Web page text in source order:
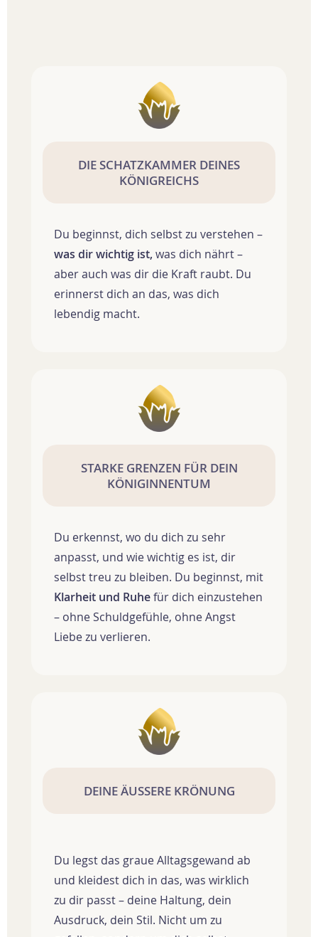
DIE SCHATZKAMMER DEINES
KÖNIGREICHS
Du beginnst, dich selbst zu verstehen –
was dir wichtig ist, was dich nährt –
aber auch was dir die Kraft raubt. Du
erinnerst dich an das, was dich
lebendig macht.
STARKE GRENZEN FÜR DEIN
KÖNIGINNENTUM
Du erkennst, wo du dich zu sehr
anpasst, und wie wichtig es ist, dir
selbst treu zu bleiben. Du beginnst, mit
Klarheit und Ruhefür dich einzustehen
– ohne Schuldgefühle, ohne Angst
Liebe zu verlieren.
DEINE ÄUSSERE KRÖNUNG
Du legst das graue Alltagsgewand ab
und kleidest dich in das, was wirklich
zu dir passt – deine Haltung, dein
Ausdruck, dein Stil. Nicht um zu